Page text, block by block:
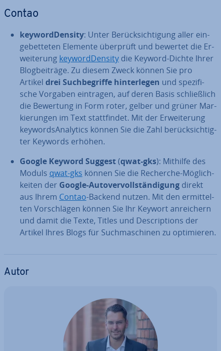
Contao
key­word­Den­si­ty: Unter Be­rück­sich­ti­gung aller ein­
ge­bet­te­ten Elemente überprüft und bewertet die Er­
wei­te­rung key­word­Den­si­ty die Keyword-Dichte Ihrer
Blog­bei­trä­ge. Zu diesem Zweck können Sie pro
Artikel drei Such­be­grif­fe hin­ter­le­gen und spe­zi­fi­
sche Vorgaben eintragen, auf deren Basis schließ­lich
die Bewertung in Form roter, gelber und grüner Mar­
kie­run­gen im Text statt­fin­det. Mit der Er­wei­te­rung
key­words­Ana­ly­tics können Sie die Zahl be­rück­sich­tig­
ter Keywords erhöhen.
Google Keyword Suggest(qwat-gks): Mithilfe des
Moduls qwat-gks können Sie die Recherche-Mög­lich­
kei­ten der Google-Au­to­ver­voll­stän­di­gung direkt
aus Ihrem Contao-Backend nutzen. Mit den er­mit­tel­
ten Vor­schlä­gen können Sie Ihr Keywort an­rei­chern
und damit die Texte, Titles und De­scrip­ti­ons der
Artikel Ihres Blogs für Such­ma­schi­nen zu op­ti­mie­ren.
Autor